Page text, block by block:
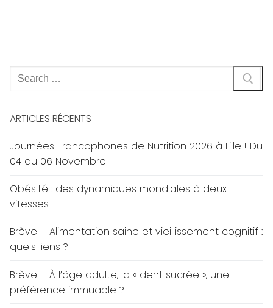
Rechercher
:
ARTICLES RÉCENTS
Journées Francophones de Nutrition 2026 à Lille ! Du
04 au 06 Novembre
Obésité : des dynamiques mondiales à deux
vitesses
Brève – Alimentation saine et vieillissement cognitif :
quels liens ?
Brève – À l’âge adulte, la « dent sucrée », une
préférence immuable ?